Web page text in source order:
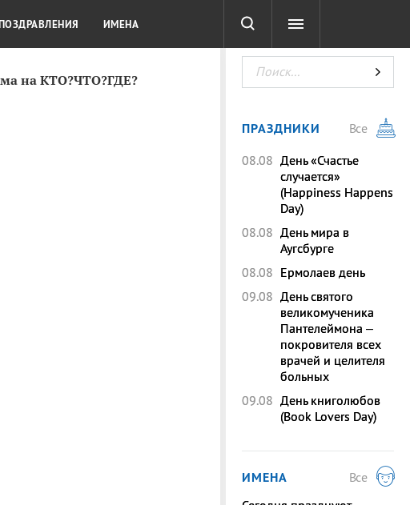
на КТО?ЧТО?ГДЕ?
КРАСОТА ТЕСТЫ
ИМЕНА
ПРАЗДНИКИ
Все
08.08 День «Счастье
случается»
(Happiness Happens
Day)
08.08 День мира в
Аугсбурге
08.08 Ермолаев день
09.08 День святого
великомученика
Пантелеймона –
покровителя всех
врачей и целителя
больных
09.08 День книголюбов
(Book Lovers Day)
ИМЕНА
Все